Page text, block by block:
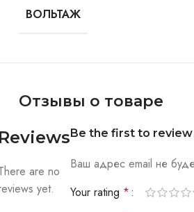
ВОЛЬТАЖ
Отзывы о товаре
are no
yet.
Be the first to review
Ваш адрес email не
Your rating *